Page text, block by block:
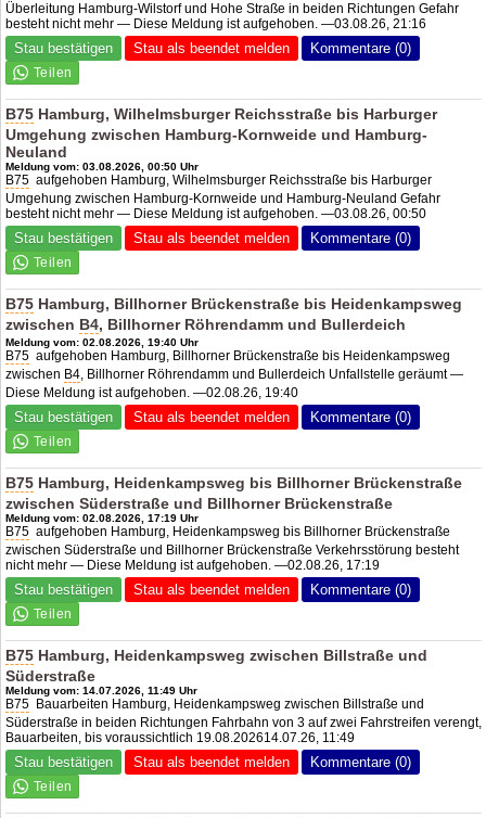
Überleitung Hamburg-Wilstorf und Hohe Straße in beiden Richtungen Gefahr
besteht nicht mehr — Diese Meldung ist aufgehoben. —03.08.26, 21:16
Stau bestätigen Stau als beendet melden Kommentare (0)
B75 Hamburg, Wilhelmsburger Reichsstraße bis Harburger
Umgehung zwischen Hamburg-Kornweide und Hamburg-
Neuland
Meldung vom: 03.08.2026, 00:50 Uhr
B75 aufgehoben Hamburg, Wilhelmsburger Reichsstraße bis Harburger
Umgehung zwischen Hamburg-Kornweide und Hamburg-Neuland Gefahr
besteht nicht mehr — Diese Meldung ist aufgehoben. —03.08.26, 00:50
Stau bestätigen Stau als beendet melden Kommentare (0)
B75 Hamburg, Billhorner Brückenstraße bis Heidenkampsweg
zwischen B4, Billhorner Röhrendamm und Bullerdeich
Meldung vom: 02.08.2026, 19:40 Uhr
B75 aufgehoben Hamburg, Billhorner Brückenstraße bis Heidenkampsweg
zwischen B4, Billhorner Röhrendamm und Bullerdeich Unfallstelle geräumt —
Diese Meldung ist aufgehoben. —02.08.26, 19:40
Stau bestätigen Stau als beendet melden Kommentare (0)
B75 Hamburg, Heidenkampsweg bis Billhorner Brückenstraße
zwischen Süderstraße und Billhorner Brückenstraße
Meldung vom: 02.08.2026, 17:19 Uhr
B75 aufgehoben Hamburg, Heidenkampsweg bis Billhorner Brückenstraße
zwischen Süderstraße und Billhorner Brückenstraße Verkehrsstörung besteht
nicht mehr — Diese Meldung ist aufgehoben. —02.08.26, 17:19
Stau bestätigen Stau als beendet melden Kommentare (0)
B75 Hamburg, Heidenkampsweg zwischen Billstraße und
Süderstraße
Meldung vom: 14.07.2026, 11:49 Uhr
B75 Bauarbeiten Hamburg, Heidenkampsweg zwischen Billstraße und
Süderstraße in beiden Richtungen Fahrbahn von 3 auf zwei Fahrstreifen verengt,
Bauarbeiten, bis voraussichtlich 19.08.202614.07.26, 11:49
Stau bestätigen Stau als beendet melden Kommentare (0)